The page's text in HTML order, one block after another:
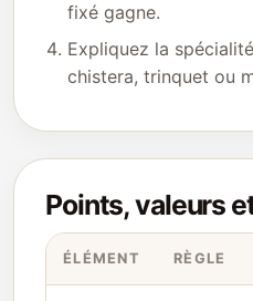
fixé gagne.
Expliquez la
chistera, trinquet ou
Points, valeurs
ÉLÉMENT RÈGLE